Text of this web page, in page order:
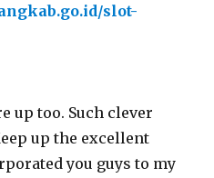
slot-
up too. Such clever
up the excellent
you guys to my